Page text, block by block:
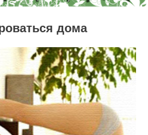
дома